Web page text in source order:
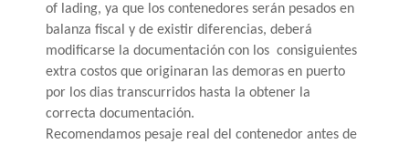
of lading, ya que los contenedores serán pesados en
balanza fiscal y de existir diferencias, deberá
modificarse la documentación con los consiguientes
extra costos que originaran las demoras en puerto
por los dias transcurridos hasta la obtener la
correcta documentación.
Recomendamos pesaje real del contenedor antes de